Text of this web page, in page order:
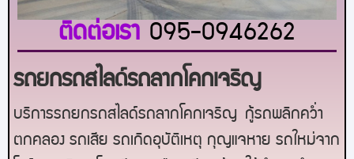
ติดต่อเรา 095-0946262
รถยกรถสไลด์รถลากโคกเจริญ
บริการรถยกรถสไลด์รถลากโคกเจริญ
กู้รถพลิกคว่ำ
ตกคลอง รถเสีย รถเกิดอุบัติเหตุ กุญแจหาย รถใหม่จาก